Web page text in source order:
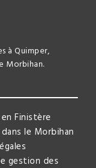
à Quimper,
Morbihan.
Finistère
le Morbihan
gestion des